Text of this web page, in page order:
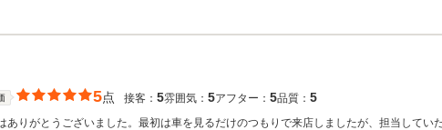
5点 接客： 5雰囲気： 5アフター： 5品質： 5
ありがとうございました。最初は車を見るだけのつもりで来店しましたが、担当して